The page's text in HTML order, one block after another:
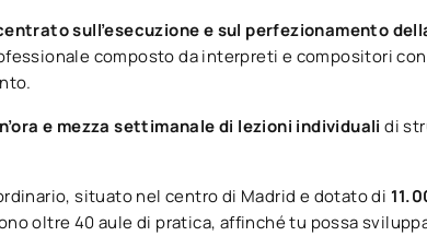
sull’esecuzione e sul perfezionamento
composto da interpreti e compositori
e mezza settimanale di lezioni individualidi
situato nel centro di Madrid e dotato di
oltre 40 aule di pratica, affinché tu possa